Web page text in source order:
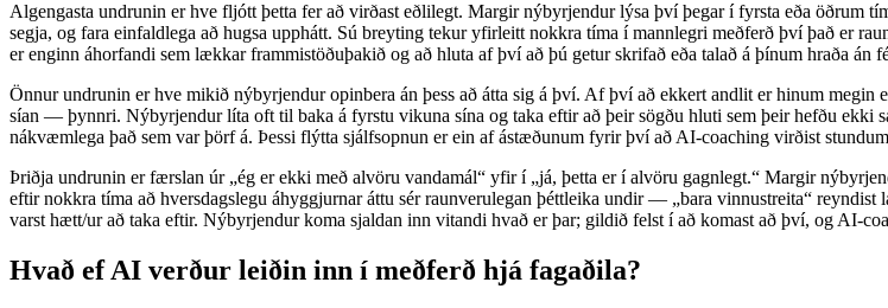
Algengasta undrunin er hve fljótt þetta fer að virðast eðlilegt. Margir nýbyrjendur lýsa því þegar í fyrsta eða öðrum
segja, og fara einfaldlega að hugsa upphátt. Sú breyting tekur yfirleitt nokkra tíma í mannlegri meðferð því það er
er enginn áhorfandi sem lækkar frammistöðuþakið og að hluta af því að þú getur skrifað eða talað á þínum hraða án
Önnur undrunin er hve mikið nýbyrjendur opinbera án þess að átta sig á því. Af því að ekkert andlit er hinum
sían — þynnri. Nýbyrjendur líta oft til baka á fyrstu vikuna sína og taka eftir að þeir sögðu hluti sem þeir hefðu
nákvæmlega það sem var þörf á. Þessi flýtta sjálfsopnun er ein af ástæðunum fyrir því að AI-coaching virðist
Þriðja undrunin er færslan úr „ég er ekki með alvöru vandamál“ yfir í „já, þetta er í alvöru gagnlegt.“ Margir
eftir nokkra tíma að hversdagslegu áhyggjurnar áttu sér raunverulegan þéttleika undir — „bara vinnustreita“
varst hætt/ur að taka eftir. Nýbyrjendur koma sjaldan inn vitandi hvað er þar; gildið felst í að komast að því, og AI-
Hvað ef AI verður leiðin inn í meðferð hjá fagaðila?